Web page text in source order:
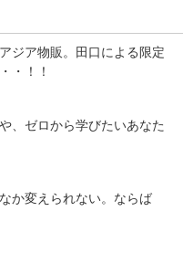
ジア物販。田口による限定
・！！
、ゼロから学びたいあなた
か変えられない。ならば